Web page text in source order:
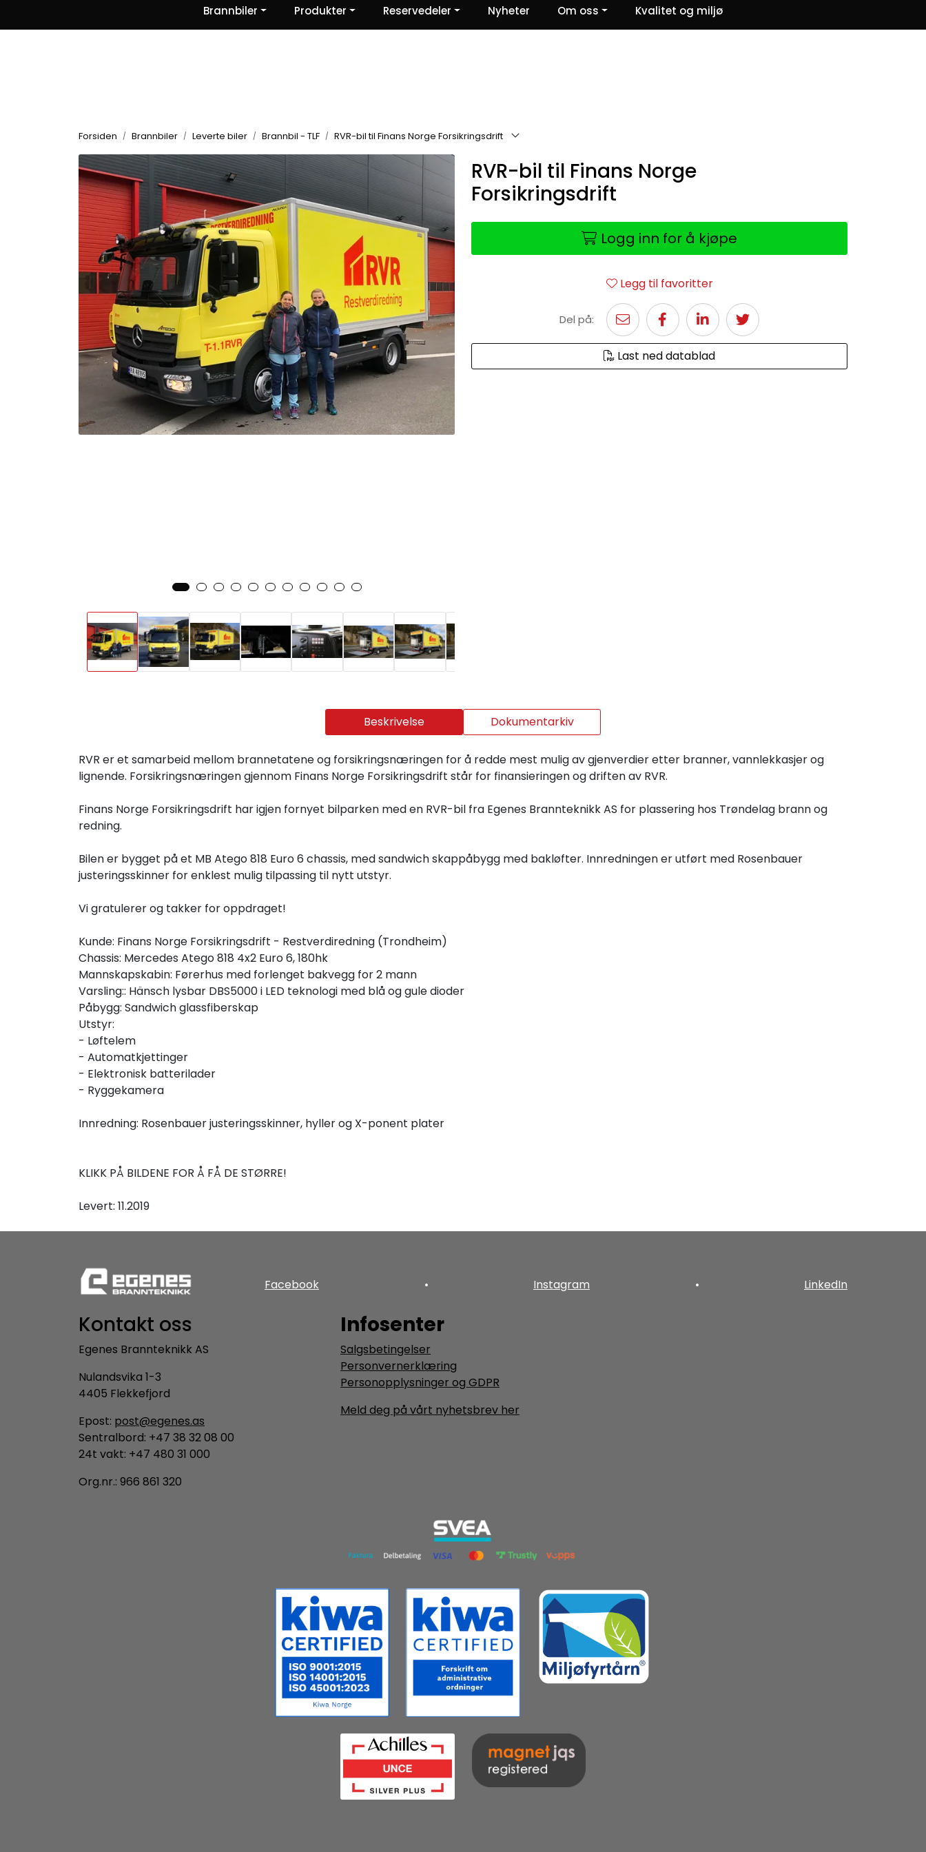
Om oss | Kontakt Oss | Ris og ros Om oss
Brannbiler Produkter Reservedeler Nyheter Om oss Kvalitet og miljø
Forsiden Brannbiler Leverte biler Brannbil - TLF RVR-bil til Finans Norge Forsikringsdrift
RVR-bil til Finans Norge
Forsikringsdrift
Logg inn for å kjøpe
Legg til favoritter
Del på:
Last ned datablad
Beskrivelse Dokumentarkiv
RVR er et samarbeid mellom brannetatene og forsikringsnæringen for å redde mest mulig av gjenverdier etter branner, vannlekkasjer og
lignende. Forsikringsnæringen gjennom Finans Norge Forsikringsdrift står for finansieringen og driften av RVR.
Finans Norge Forsikringsdrift har igjen fornyet bilparken med en RVR-bil fra Egenes Brannteknikk AS for plassering hos Trøndelag brann og
redning.
Bilen er bygget på et MB Atego 818 Euro 6 chassis, med sandwich skappåbygg med bakløfter. Innredningen er utført med Rosenbauer
justeringsskinner for enklest mulig tilpassing til nytt utstyr.
Vi gratulerer og takker for oppdraget!
Kunde: Finans Norge Forsikringsdrift - Restverdiredning (Trondheim)
Chassis: Mercedes Atego 818 4x2 Euro 6, 180hk
Mannskapskabin: Førerhus med forlenget bakvegg for 2 mann
Varsling:: Hänsch lysbar DBS5000 i LED teknologi med blå og gule dioder
Påbygg: Sandwich glassfiberskap
Utstyr:
- Løftelem
- Automatkjettinger
- Elektronisk batterilader
- Ryggekamera
Innredning: Rosenbauer justeringsskinner, hyller og X-ponent plater
KLIKK PÅ BILDENE FOR Å FÅ DE STØRRE!
Levert: 11.2019
Facebook • Instagram • LinkedIn
Kontakt oss
Egenes Brannteknikk AS
Nulandsvika 1-3
4405 Flekkefjord
Epost: post@egenes.as
Sentralbord: +47 38 32 08 00
24t vakt: +47 480 31 000
Org.nr.: 966 861 320
Infosenter
Salgsbetingelser
Personvernerklæring
Personopplysninger og GDPR
Meld deg på vårt nyhetsbrev her